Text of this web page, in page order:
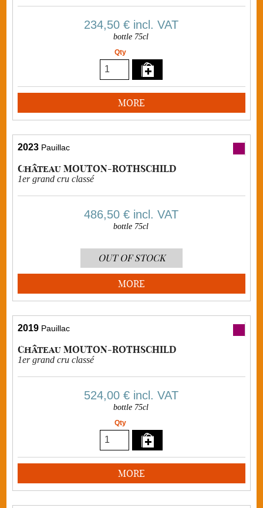
234,50 €incl. VAT
bottle 75cl
Qty
MORE
2023 Pauillac
Château MOUTON-ROTHSCHILD
1er grand cru classé
486,50 €incl. VAT
bottle 75cl
OUT OF STOCK
MORE
2019 Pauillac
Château MOUTON-ROTHSCHILD
1er grand cru classé
524,00 €incl. VAT
bottle 75cl
Qty
MORE